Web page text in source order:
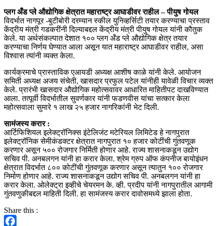
प्लग अँड प्ले औद्योगिक क्षेत्रात महाराष्ट्र आघाडीवर राहील – पीयुष गोयल
विदर्भात नागपूर -बुटीबोरी दरम्यान स्कील युनिव्हर्सिटी तयार करण्याचा प्रस्ताव
केंद्रीय मंत्री गडकरींनी दिल्याबद्दल केंद्रीय मंत्री पीयुष गोयल यांनी कौतुक
केले. या अर्थसंकल्पात देशात १०० प्लग अँड प्ले औद्योगिक क्षेत्र तयार
करण्याचा निर्णय घेण्यात आला असून यात महाराष्ट्र आघाडीवर राहील, असा
विश्वास त्यांनी व्यक्त केला.
कार्यक्रमाचे प्रास्ताविक एआयडी अध्यक्ष आशीष काळे यांनी केले. आयोजन
समिती अध्यक्ष अजय संचेती, खासदार प्रफुल पटेल यांनीही यावेळी विचार व्यक्त
केले. प्रारंभी खासदार औद्योगिक महोत्सवावर आधारित माहितीपट दाखविण्यात
आला. तत्पूर्वी विदर्भातील सुवर्णकार यांनी फडणवीस यांचा सत्कार केला
महोत्सवाला सुमारे १ लाख २५ हजार नागरिकांनी भेट दिली.
सामंजस्य करार :
आर्टिफिशियल इलेक्ट्रॉनिक्स इंटेलिजंट मटेरियल लिमिटेड हे नागपुरात
इलेक्ट्रॉनिक सेमीकंडक्टर क्षेत्रात नागपुरात १० हजार कोटींची गुंतवणूक
करणार असून ५०० रोजगार निर्मिती होणार आहे. राज्य शासनाकडून उद्योग
सचिव पी. अनबलगन यांनी हा करार केला. श्रेम ग्रुप ऑफ कंपनीज बायोइंधन
क्षेत्रात विदर्भात ८०० कोटींची गुंतवणूक करणार असून त्यातुन १०० रोजगार
निर्माण होणार आहे. राज्य शासनाकडून उद्योग सचिव पी. अनबलगन यांनी हा
करार केला. ओलेक्ट्रा इव्हीचे चेयरमन के. व्ही. प्रदीप यांनी नागपुरातील आगामी
गुंतवणुकीबद्दल माहिती दिली. हा सामंजस्य करार दावोसमध्ये झाला होता.
Share this :